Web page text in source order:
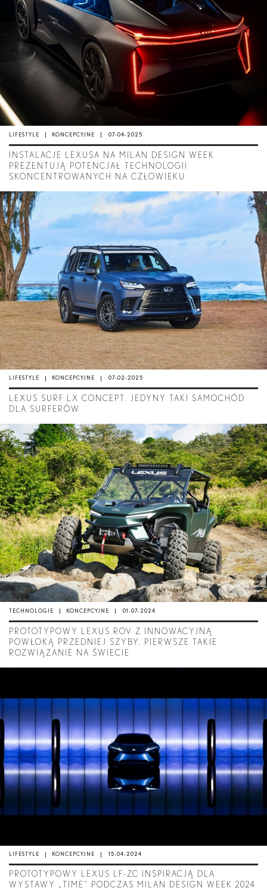
LIFESTYLE KONCEPCYJNE 07-04-2025
INSTALACJE LEXUSA NA MILAN DESIGN WEEK
PREZENTUJĄ POTENCJAŁ TECHNOLOGII
SKONCENTROWANYCH NA CZŁOWIEKU
LIFESTYLE KONCEPCYJNE 07-02-2025
LEXUS SURF LX CONCEPT. JEDYNY TAKI SAMOCHÓD
DLA SURFERÓW
TECHNOLOGIE KONCEPCYJNE 01-07-2024
PROTOTYPOWY LEXUS ROV Z INNOWACYJNĄ
POWŁOKĄ PRZEDNIEJ SZYBY. PIERWSZE TAKIE
ROZWIĄZANIE NA ŚWIECIE
LIFESTYLE KONCEPCYJNE 15-04-2024
PROTOTYPOWY LEXUS LF-ZC INSPIRACJĄ DLA
WYSTAWY „TIME” PODCZAS MILAN DESIGN WEEK 2024